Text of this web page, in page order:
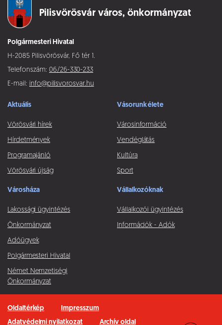
Pilisvörösvár város, önkormányzat
Polgármesteri Hivatal
H-2085 Pilisvörösvár, Fő tér 1.
Telefonszám: 06/26-330-233
E-mail: info@pilisvorosvar.hu
Aktuális
Vörösvári hírek
Hírdetmények
Programajánló
Vörösvári újság
Vásorunk élete
Városinformáció
Vendéglátás
Kultúra
Sport
Városháza
Lakossági ügyintézés
Önkormányzat
Adóügyek
Polgármesteri Hivatal
Német Nemzetiségi
Önkormányzat
Vállalkozóknak
Vállalkozói ügyintézés
Információk - Adók
Oldaltérkép
Impresszum
Adatvédelmi nyilatkozat
Archív oldal